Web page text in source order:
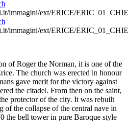
immagini/ext/ERICE/
immagini/ext/ERICE/
of Roger the Norman, it is one of the
The church was erected in honour
gave merit for the victory against
the citadel. From then on the saint,
protector of the city. It was rebuilt
of the collapse of the central nave in
the bell tower in pure Baroque style